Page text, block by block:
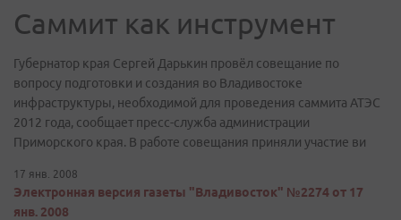
Саммит как инструмент
Губернатор края Сергей Дарькин провёл совещание по
вопросу подготовки и создания во Владивостоке
инфраструктуры, необходимой для проведения саммита АТЭС
2012 года, сообщает пресс-служба администрации
Приморского края. В работе совещания приняли участие ви
17 янв. 2008
Электронная версия газеты "Владивосток" №2274 от 17
янв. 2008